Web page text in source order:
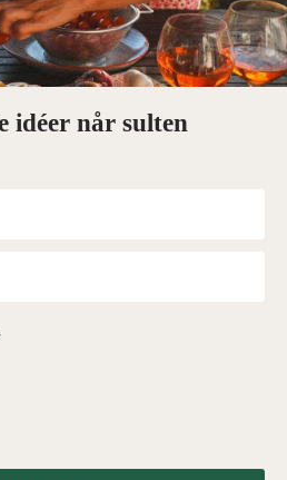
idéer når sulten